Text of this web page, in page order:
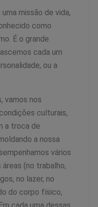
missão de vida,
como
É o grande
cada um
ou a
vamos nos
culturais,
a troca de
a nossa
vários
(no trabalho,
no lazer, no
do corpo físico,